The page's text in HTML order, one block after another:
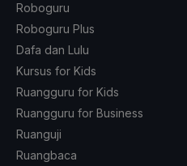
Roboguru
Roboguru Plus
Dafa dan Lulu
Kursus for Kids
Ruangguru for Kids
Ruangguru for Business
Ruanguji
Ruangbaca